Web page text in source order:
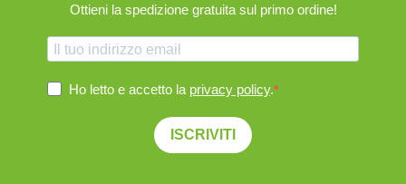
Ottieni la spedizione gratuita sul primo ordine!
Ho letto e accetto la privacy policy.
ISCRIVITI